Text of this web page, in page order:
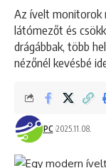
Az ívelt monitorok
látómezőt és
drágábbak, több
nézőnél kevésbé
PC 2025.11.08.